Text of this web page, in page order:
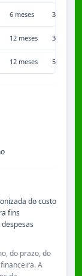
6 meses 3,50%
12 meses 3,50%
12 meses 5,00%
do custo
fins
do prazo, do
A